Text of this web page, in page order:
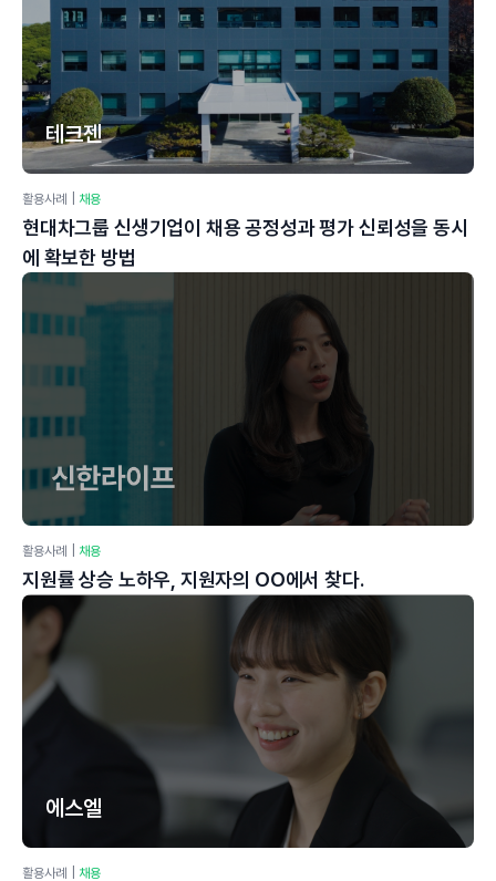
테크젠
활용사례 채용
현대차그룹 신생기업이 채용 공정성과 평가 신뢰성을 동시
에 확보한 방법
활용사례 채용
지원률 상승 노하우, 지원자의 OO에서 찾다.
에스엘
활용사례 채용